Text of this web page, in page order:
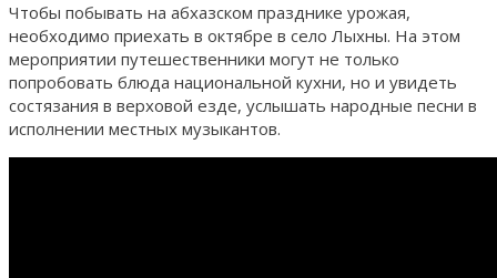
Чтобы побывать на абхазском празднике урожая,
необходимо приехать в октябре в село Лыхны. На этом
мероприятии путешественники могут не только
попробовать блюда национальной кухни, но и увидеть
состязания в верховой езде, услышать народные песни в
исполнении местных музыкантов.